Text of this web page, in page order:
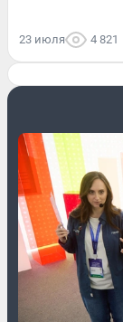
23 июля 4 821